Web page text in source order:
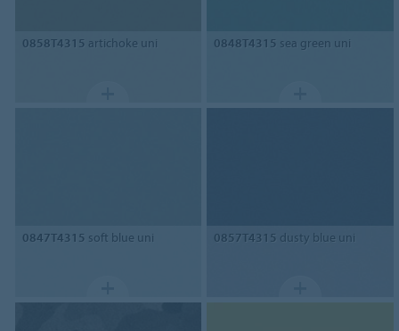
0858T4315 artichoke uni 0848T4315 sea green uni
0847T4315 soft blue uni 0857T4315 dusty blue uni